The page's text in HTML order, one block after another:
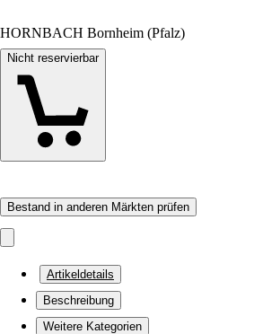
HORNBACH Bornheim (Pfalz)
Nicht reservierbar
Bestand in anderen Märkten prüfen
Artikeldetails
Beschreibung
Weitere Kategorien